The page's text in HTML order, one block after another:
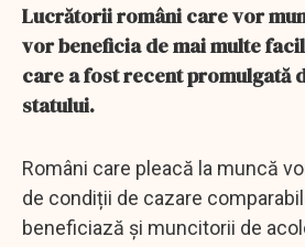
Lucrătorii români care vor
vor beneficia de mai multe
care a fost recent promulgată
statului.
Români care pleacă la muncă
de condiții de cazare
beneficiază și muncitorii de